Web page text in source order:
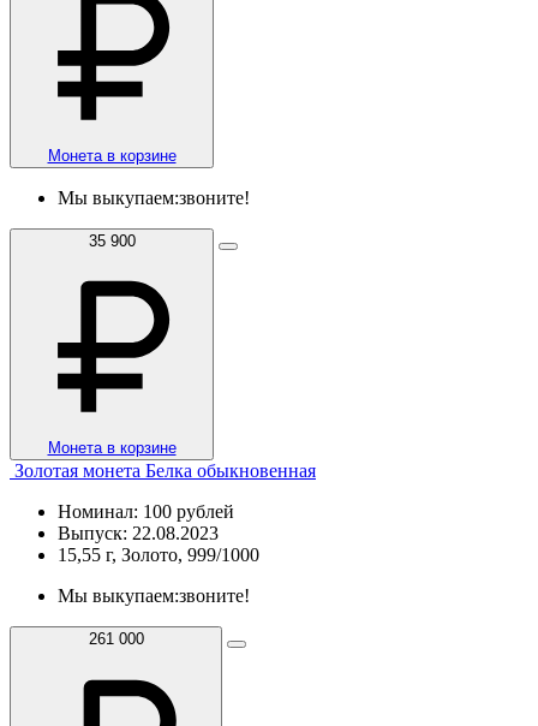
Монета в корзине
Мы выкупаем:звоните!
35 900
Монета в корзине
Золотая монета Белка обыкновенная
Номинал: 100 рублей
Выпуск: 22.08.2023
15,55 г, Золото, 999/1000
Мы выкупаем:звоните!
261 000